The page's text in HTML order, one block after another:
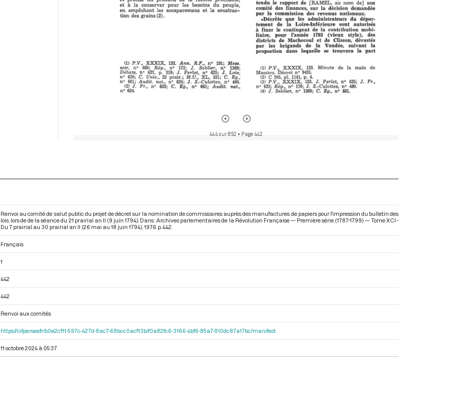
444 sur 852 • Page 442
Renvoi au comité de salut public du projet de décret sur la nomination de commissaires auprès des manufactures de papiers pour l'impression du bulletin des
lois, lors de de la séance du 21 prairial an II (9 juin 1794). Dans : Archives parlementaires de la Révolution Française — Première série (1787-1799) — Tome XCI -
Du 7 prairial au 30 prairial an II (26 mai au 18 juin 1794) . 1976. p. 442.
Français
1
442
442
Renvoi aux comités
https://iiif.persee.fr/b0e2cf11-597c-427d-8ac7-68bcc0acf13b/f0a82fc6-3166-4bf6-85a7-810dc87a17bc/manifest
11 octobre 2024 à 05:37